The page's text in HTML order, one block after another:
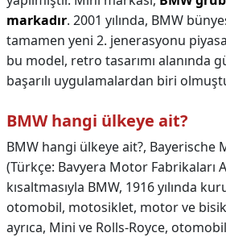
markadır. 2001 yılında, BMW
tamamen yeni 2. jenerasyonu
bu model, retro tasarımı alanında
başarılı uygulamalardan biri
BMW hangi ülkeye ait?
BMW hangi ülkeye ait?, Bayerische
(Türkçe: Bavyera Motor Fabrikaları
kısaltmasıyla BMW, 1916 yılında
otomobil, motosiklet, motor ve
ayrıca, Mini ve Rolls-Royce,